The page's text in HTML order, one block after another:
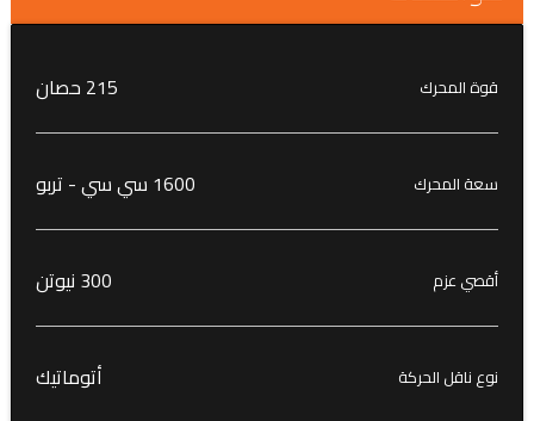
قوة المحرك 215 حصان
سعة المحرك 1600 سي سي - تربو
أقصي عزم 300 نيوتن
نوع ناقل الحركة أتوماتيك‎